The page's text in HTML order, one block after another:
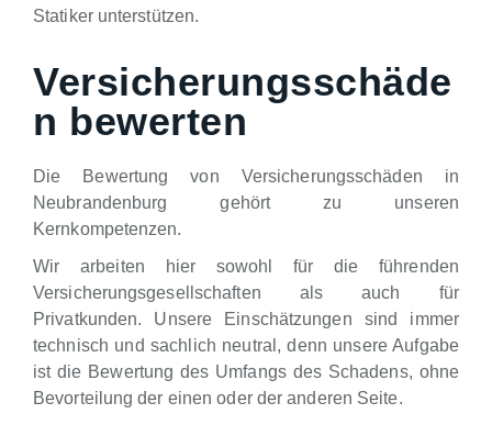
Statiker unterstützen.
Versicherungsschäde
n bewerten
Die Bewertung von Versicherungsschäden in
Neubrandenburg gehört zu unseren
Kernkompetenzen.
Wir arbeiten hier sowohl für die führenden
Versicherungsgesellschaften als auch für
Privatkunden. Unsere Einschätzungen sind immer
technisch und sachlich neutral, denn unsere Aufgabe
ist die Bewertung des Umfangs des Schadens, ohne
Bevorteilung der einen oder der anderen Seite.